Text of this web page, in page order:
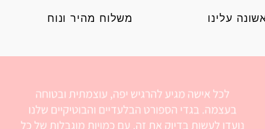
משלוח מהיר ונוח עלינו